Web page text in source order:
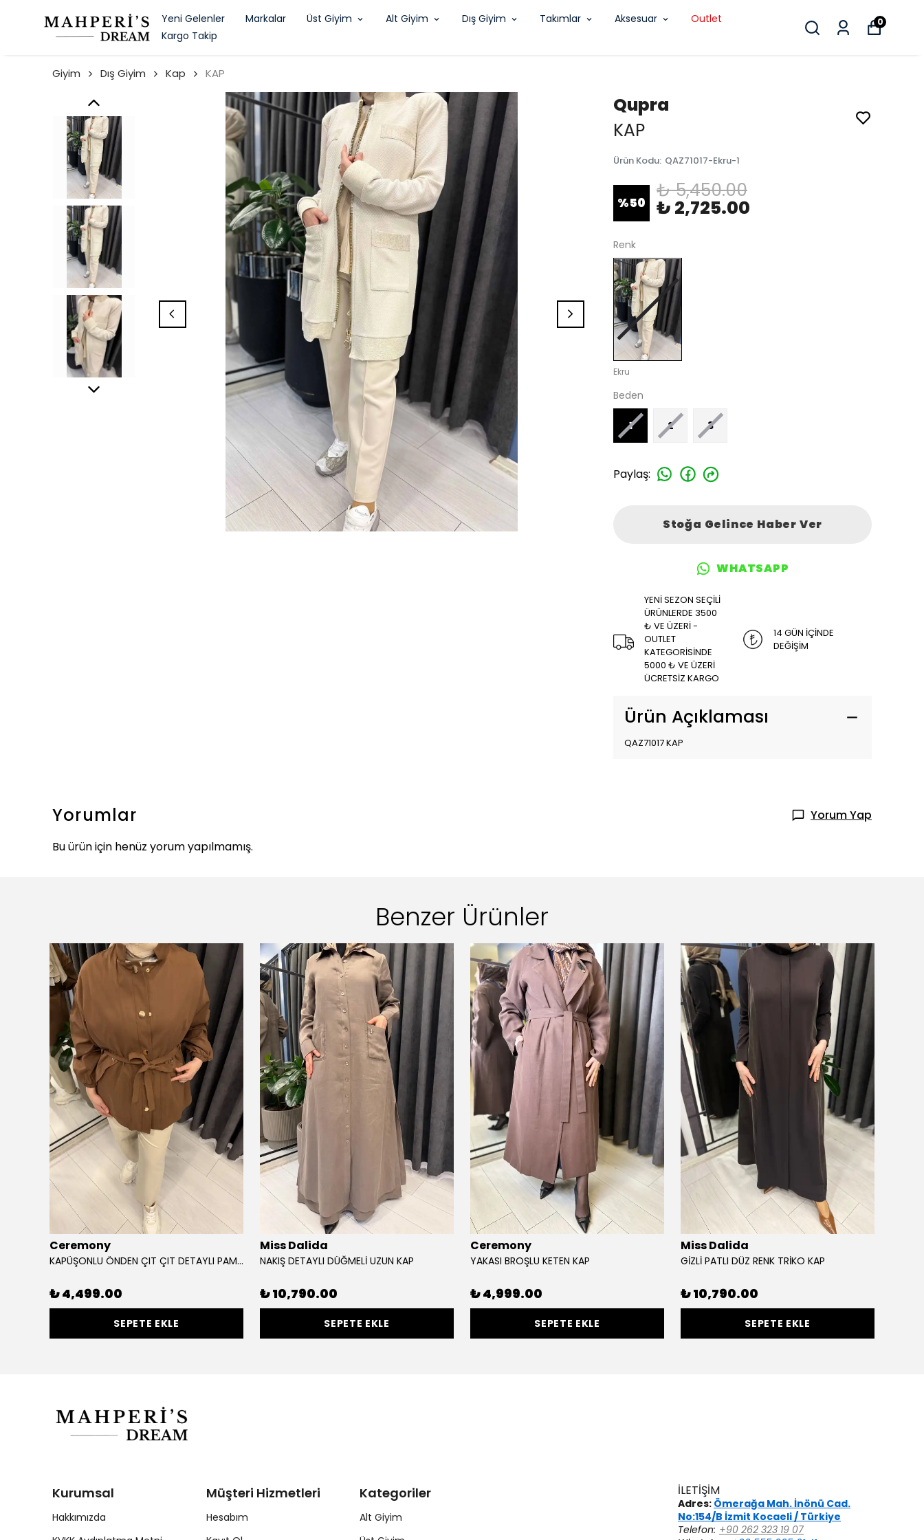
Yeni Gelenler Markalar Üst Giyim Alt Giyim Dış Giyim Takımlar Aksesuar
Outlet
Kargo Takip
0
Giyim Dış Giyim Kap KAP
Qupra
KAP
Ürün Kodu: QAZ71017-Ekru-1
%50
₺ 5,450.00
₺ 2,725.00
Renk
Ekru
Beden
1 2 3
Paylaş:
Stoğa Gelince Haber Ver
WHATSAPP
YENİ SEZON SEÇİLİ
ÜRÜNLERDE 3500
₺ VE ÜZERİ -
OUTLET
KATEGORİSİNDE
5000 ₺ VE ÜZERİ
ÜCRETSİZ KARGO
14 GÜN İÇİNDE
DEĞİŞİM
Ürün Açıklaması
QAZ71017 KAP
Yorumlar
Yorum Yap
Bu ürün için henüz yorum yapılmamış.
Benzer Ürünler
Ceremony
KAPÜŞONLU ÖNDEN ÇIT ÇIT DETAYLI PAMUK KISA KAP
₺ 4,499.00
SEPETE EKLE
Miss Dalida
NAKIŞ DETAYLI DÜĞMELİ UZUN KAP
₺ 10,790.00
SEPETE EKLE
Ceremony
YAKASI BROŞLU KETEN KAP
₺ 4,999.00
SEPETE EKLE
Miss Dalida
GİZLİ PATLI DÜZ RENK TRİKO KAP
₺ 10,790.00
SEPETE EKLE
Kurumsal
Hakkımızda
Müşteri Hizmetleri
Hesabım
Kategoriler
Alt Giyim
İLETİŞİM
Adres: Ömerağa Mah. İnönü Cad.
No:154/B İzmit Kocaeli / Türkiye
Telefon: +90 262 323 19 07